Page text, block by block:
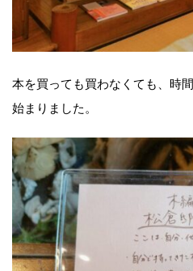
本を買っても買わなくても、時
始まりました。